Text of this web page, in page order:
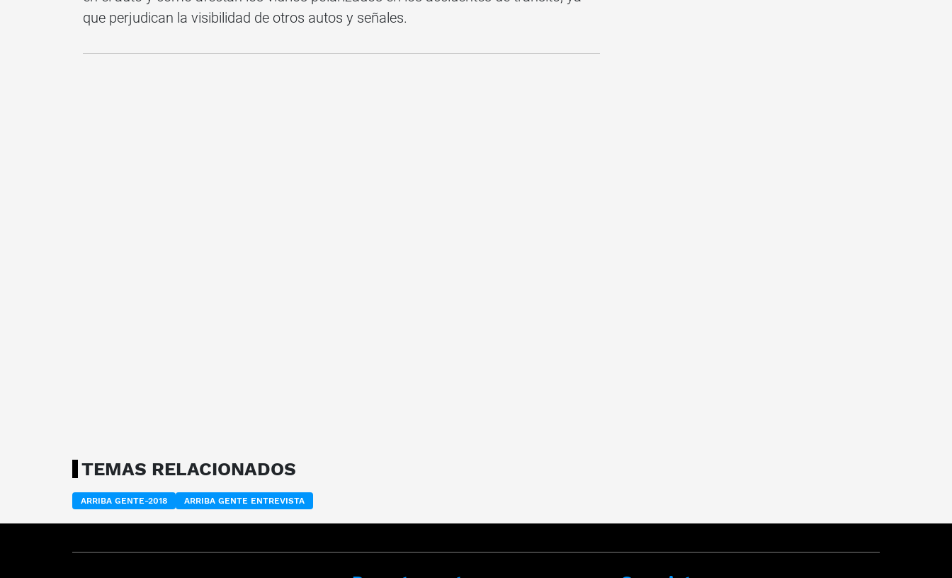
que perjudican la visibilidad de otros autos y señales.
TEMAS RELACIONADOS
ARRIBA GENTE-2018 ARRIBA GENTE ENTREVISTA